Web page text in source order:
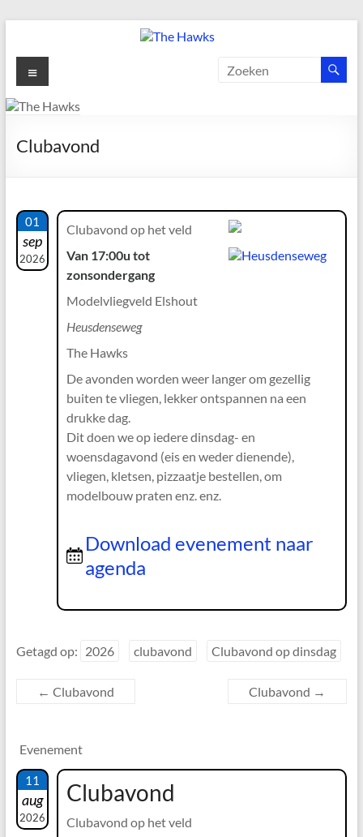
de
inhoud
The
Hawks
gezelligste
Menu
Clubavond
01
sep
2026
Clubavond op het veld
Van 17:00u tot
zonsondergang
Modelvliegveld Elshout
Heusdenseweg
The Hawks
De avonden worden weer langer om gezellig
buiten te vliegen, lekker ontspannen na een
drukke dag.
Dit doen we op iedere dinsdag- en
woensdagavond (eis en weder dienende),
vliegen, kletsen, pizzaatje bestellen, om
modelbouw praten enz. enz.
Download evenement naar
agenda
Getagd op: 2026 clubavond Clubavond op dinsdag
← Clubavond Clubavond →
Evenement
11
aug
2026
Clubavond
Clubavond op het veld